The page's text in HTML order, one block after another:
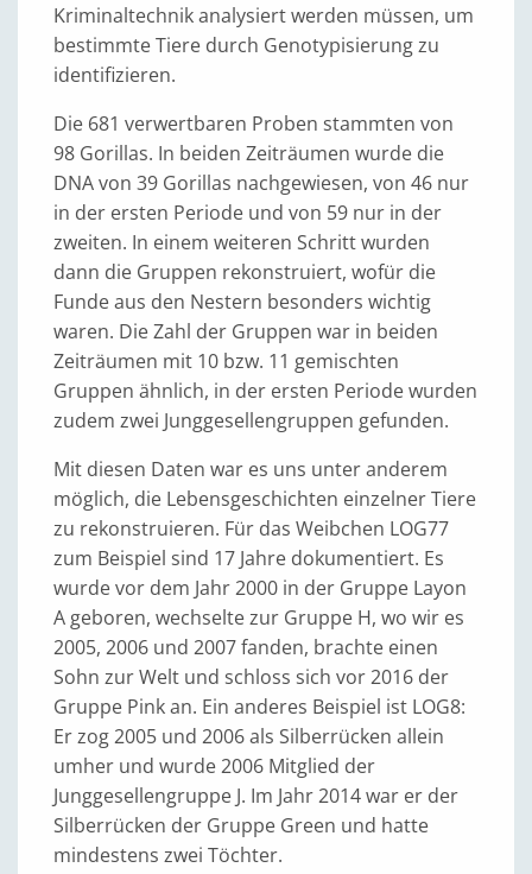
Kriminaltechnik analysiert werden müssen, um
bestimmte Tiere durch Genotypisierung zu
identifizieren.
Die 681 verwertbaren Proben stammten von
98 Gorillas. In beiden Zeiträumen wurde die
DNA von 39 Gorillas nachgewiesen, von 46 nur
in der ersten Periode und von 59 nur in der
zweiten. In einem weiteren Schritt wurden
dann die Gruppen rekonstruiert, wofür die
Funde aus den Nestern besonders wichtig
waren. Die Zahl der Gruppen war in beiden
Zeiträumen mit 10 bzw. 11 gemischten
Gruppen ähnlich, in der ersten Periode wurden
zudem zwei Junggesellengruppen gefunden.
Mit diesen Daten war es uns unter anderem
möglich, die Lebensgeschichten einzelner Tiere
zu rekonstruieren. Für das Weibchen LOG77
zum Beispiel sind 17 Jahre dokumentiert. Es
wurde vor dem Jahr 2000 in der Gruppe Layon
A geboren, wechselte zur Gruppe H, wo wir es
2005, 2006 und 2007 fanden, brachte einen
Sohn zur Welt und schloss sich vor 2016 der
Gruppe Pink an. Ein anderes Beispiel ist LOG8:
Er zog 2005 und 2006 als Silberrücken allein
umher und wurde 2006 Mitglied der
Junggesellengruppe J. Im Jahr 2014 war er der
Silberrücken der Gruppe Green und hatte
mindestens zwei Töchter.